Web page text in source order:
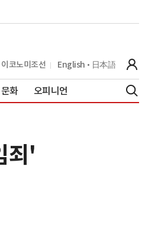
이코노미조선 English 日本語
문화 오피니언
죄'